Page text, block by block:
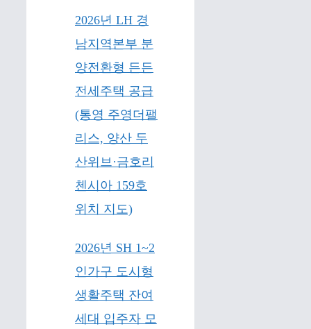
2026년 LH 경
남지역본부 분
양전환형 든든
전세주택 공급
(통영 주영더팰
리스, 양산 두
산위브·금호리
첸시아 159호
위치 지도)
2026년 SH 1~2
인가구 도시형
생활주택 잔여
세대 입주자 모